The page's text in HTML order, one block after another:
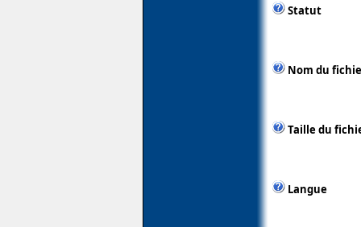
Statut
Nom du
Taille du
Langue